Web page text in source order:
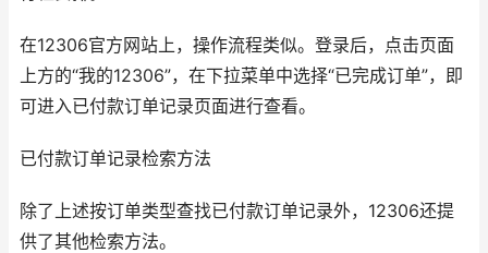
在12306官方网站上，操作流程类似。登录后，点击页面
上方的“我的12306”，在下拉菜单中选择“已完成订单”，即
可进入已付款订单记录页面进行查看。
已付款订单记录检索方法
除了上述按订单类型查找已付款订单记录外，12306还提
供了其他检索方法。